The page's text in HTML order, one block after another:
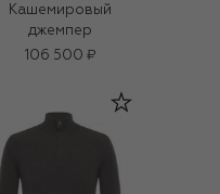
Кашемировый
джемпер
106 500 ₽